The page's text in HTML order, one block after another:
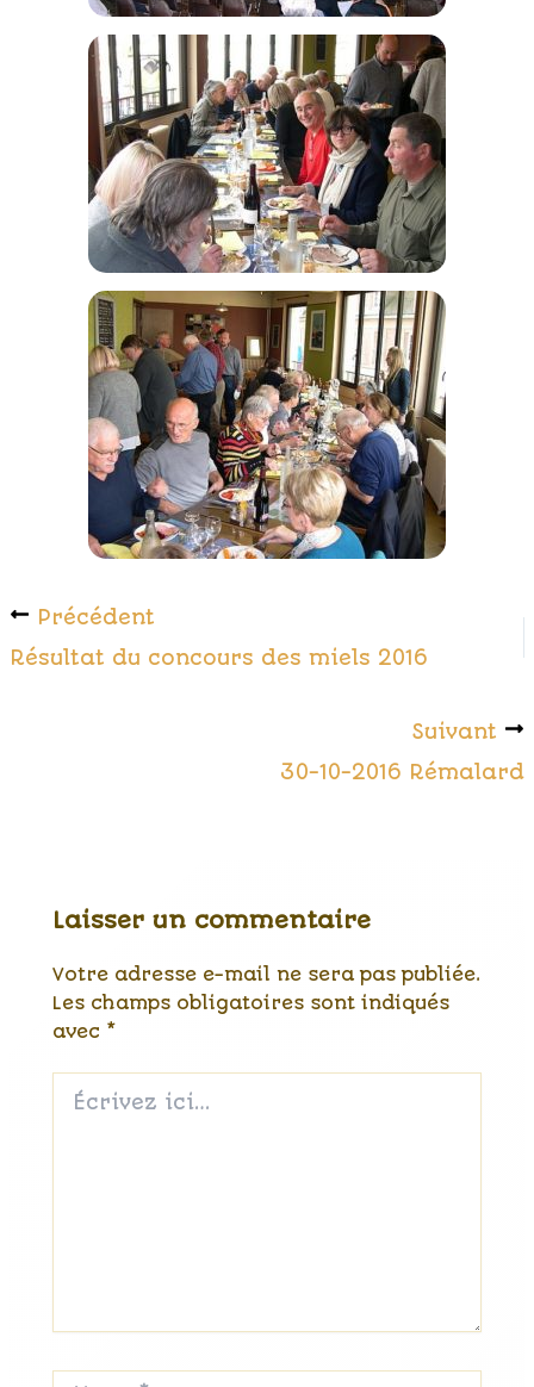
Précédent
Résultat du concours des miels 2016
Suivant
30-10-2016 Rémalard
Laisser un commentaire
Votre adresse e-mail ne sera pas publiée.
Les champs obligatoires sont indiqués
avec *
ici…
Name*